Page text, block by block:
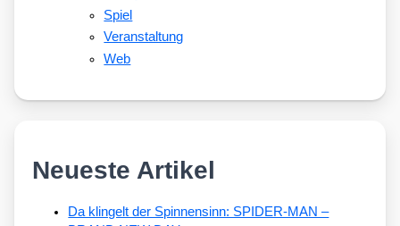
Spiel
Veranstaltung
Web
Neueste Artikel
Da klingelt der Spinnensinn: SPIDER-MAN –